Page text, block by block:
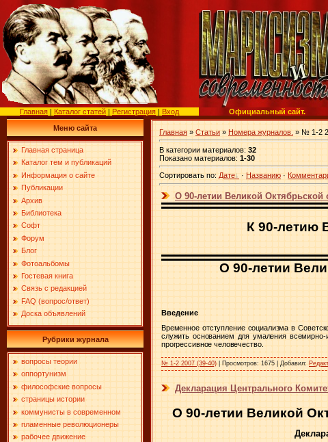
Главная | Каталог статей | Регистрация | Вход Официальный сайт.
Меню сайта
Главная страница
Каталог тем и публикаций
Информация о сайте
Публикации
Архив
Библиотека
Софт
Форум
Блог
Фотоальбомы
Гостевая книга
Связь с редакцией
FAQ (вопрос/ответ)
Доска объявлений
Рубрики журнала
вопросы теории
оппортунизм
философские вопросы
страницы истории
коммунисты в современном
пламенные революционеры
рабочее движение
Главная » Статьи » Номера журналов. » № 1-2
В категории материалов: 32
Показано материалов: 1-30
Сортировать по: Дате · Названию ·
О 90-летии Великой Октябрьской
К 90-летию
О 90-летии
Введение
Временное отступление социализма в
служить основанием для умаления всемирно-
прогрессивное человечество.
№ 1-2 2007 (39-40) Просмотров: 1675 Добавил:
Декларация Центрального
О 90-летии Великой